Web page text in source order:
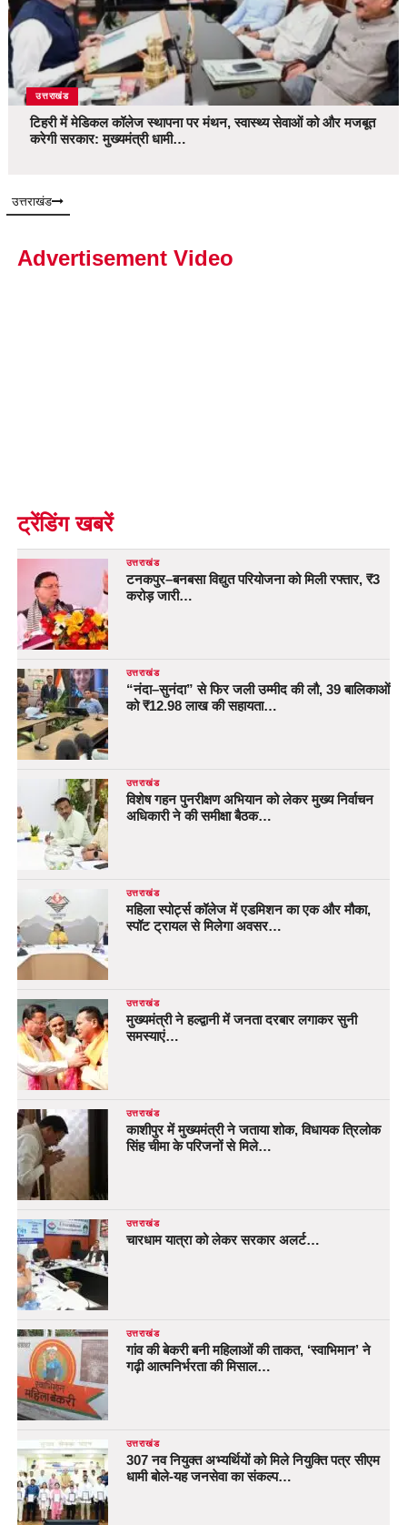
उत्तराखंड
टिहरी में मेडिकल कॉलेज स्थापना पर मंथन, स्वास्थ्य सेवाओं को और मजबूत
करेगी सरकार: मुख्यमंत्री धामी…
उत्तराखंड
Advertisement Video
ट्रेंडिंग खबरें
उत्तराखंड
टनकपुर–बनबसा विद्युत परियोजना को मिली रफ्तार, ₹3
करोड़ जारी…
उत्तराखंड
“नंदा–सुनंदा” से फिर जली उम्मीद की लौ, 39 बालिकाओं
को ₹12.98 लाख की सहायता…
उत्तराखंड
विशेष गहन पुनरीक्षण अभियान को लेकर मुख्य निर्वाचन
अधिकारी ने की समीक्षा बैठक…
उत्तराखंड
महिला स्पोर्ट्स कॉलेज में एडमिशन का एक और मौका,
स्पॉट ट्रायल से मिलेगा अवसर…
उत्तराखंड
मुख्यमंत्री ने हल्द्वानी में जनता दरबार लगाकर सुनी
समस्याएं…
उत्तराखंड
काशीपुर में मुख्यमंत्री ने जताया शोक, विधायक त्रिलोक
सिंह चीमा के परिजनों से मिले…
उत्तराखंड
चारधाम यात्रा को लेकर सरकार अलर्ट…
उत्तराखंड
गांव की बेकरी बनी महिलाओं की ताकत, ‘स्वाभिमान’ ने
गढ़ी आत्मनिर्भरता की मिसाल…
उत्तराखंड
307 नव नियुक्त अभ्यर्थियों को मिले नियुक्ति पत्र सीएम
धामी बोले-यह जनसेवा का संकल्प…